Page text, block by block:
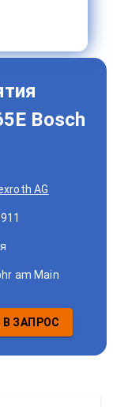
Bosch
AG
am Main
ЗАПРОС